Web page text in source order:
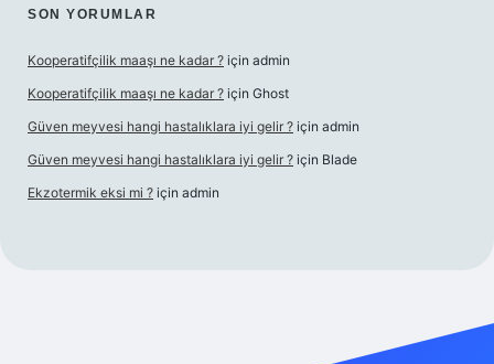
SON YORUMLAR
Kooperatifçilik maaşı ne kadar ? için admin
Kooperatifçilik maaşı ne kadar ? için Ghost
Güven meyvesi hangi hastalıklara iyi gelir ? için admin
Güven meyvesi hangi hastalıklara iyi gelir ? için Blade
Ekzotermik eksi mi ? için admin